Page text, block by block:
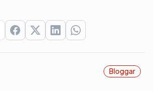
Bloggar